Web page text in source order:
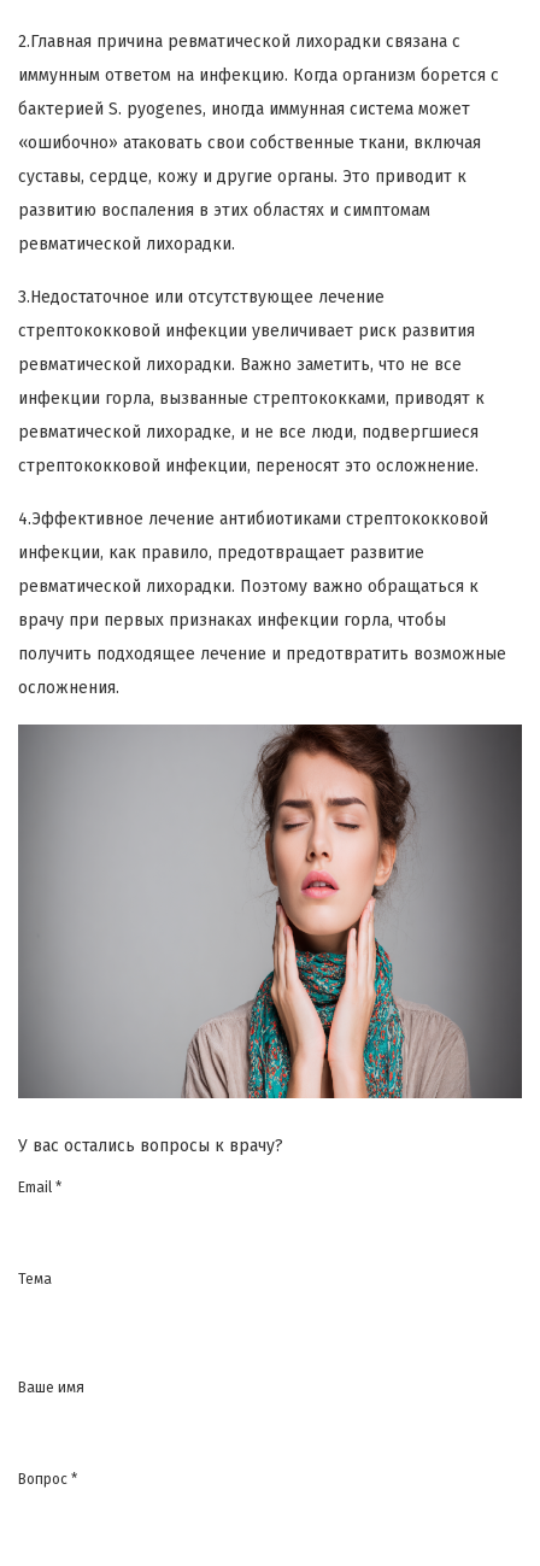
2.Главная причина ревматической лихорадки связана с
иммунным ответом на инфекцию. Когда организм борется с
бактерией S. pyogenes, иногда иммунная система может
«ошибочно» атаковать свои собственные ткани, включая
суставы, сердце, кожу и другие органы. Это приводит к
развитию воспаления в этих областях и симптомам
ревматической лихорадки.
3.Недостаточное или отсутствующее лечение
стрептококковой инфекции увеличивает риск развития
ревматической лихорадки. Важно заметить, что не все
инфекции горла, вызванные стрептококками, приводят к
ревматической лихорадке, и не все люди, подвергшиеся
стрептококковой инфекции, переносят это осложнение.
4.Эффективное лечение антибиотиками стрептококковой
инфекции, как правило, предотвращает развитие
ревматической лихорадки. Поэтому важно обращаться к
врачу при первых признаках инфекции горла, чтобы
получить подходящее лечение и предотвратить возможные
осложнения.
У вас остались вопросы к врачу?
Email *
Тема
Ваше имя
Вопрос *